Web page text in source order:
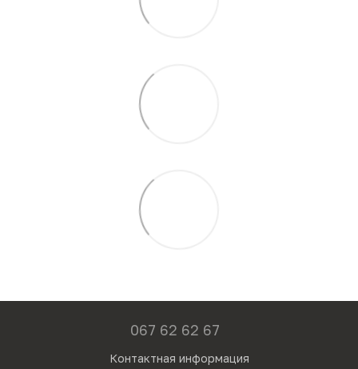
067 62 62 67
Контактная информация